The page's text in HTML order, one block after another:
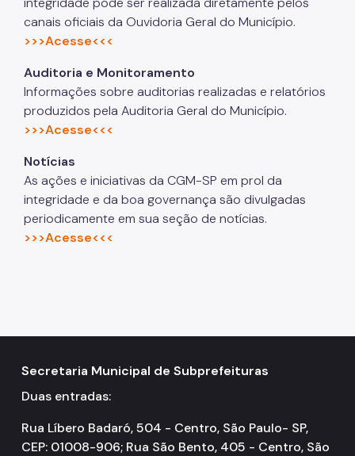
canais oficiais da Ouvidoria Geral do Município.
>>>Acesse<<<
Auditoria e Monitoramento
Informações sobre auditorias realizadas e relatórios
produzidos pela Auditoria Geral do Município.
>>>Acesse<<<
Notícias
As ações e iniciativas da CGM-SP em prol da
integridade e da boa governança são divulgadas
periodicamente em sua seção de notícias.
>>>Acesse<<<
Secretaria Municipal de Subprefeituras
Duas entradas:
Rua Líbero Badaró, 504 - Centro, São Paulo- SP,
CEP: 01008-906; Rua São Bento, 405 - Centro, São